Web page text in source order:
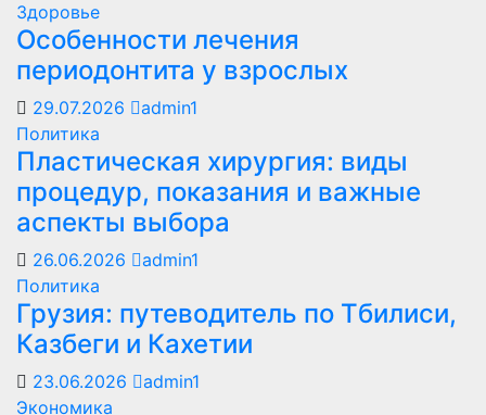
Здоровье
Особенности лечения
периодонтита у взрослых
29.07.2026
admin1
Политика
Пластическая хирургия: виды
процедур, показания и важные
аспекты выбора
26.06.2026
admin1
Политика
Грузия: путеводитель по Тбилиси,
Казбеги и Кахетии
23.06.2026
admin1
Экономика